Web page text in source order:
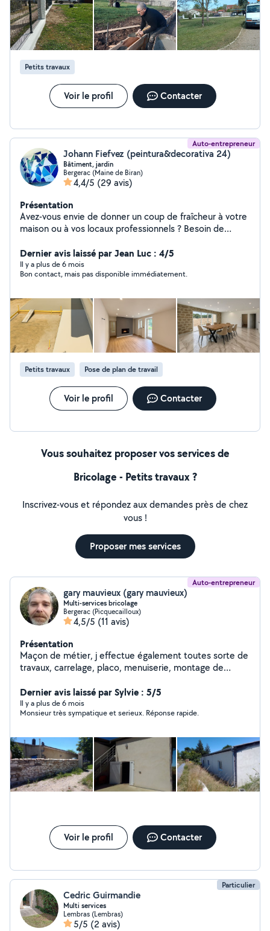
Petits travaux
Voir le profil Contacter
Auto-entrepreneur
Johann Fiefvez (peintura&decorativa 24)
Bâtiment, jardin
Bergerac (Maine de Biran)
4,4/5 (29 avis)
Présentation
Avez-vous envie de donner un coup de fraîcheur à votre
maison ou à vos locaux professionnels ? Besoin de
Ne cherchez plus ! L'entreprise Peintura& Decorativa 24
est là pour répondre à tous vos besoins en matière de
peinture et de travaux divers. Spécialisés dans les
dans une gamme variée de services de rénovation et
d'entretien. Services : Peinture intérieure et extérieure :
rafraîchissement, décoration, protection. Rénovation :
murs, plafonds, sols, menuiseries. Aménagement
intérieur : pose de cloisons, revêtements de sol,
carrelage. Conseil en décoration : choix des couleurs,
harmonisation des espaces. Extérieure : tonte, pose de
clôture...
Dernier avis laissé par Jean Luc : 4/5
Il y a plus de 6 mois
Bon contact, mais pas disponible immédiatement.
Petits travaux Pose de plan de travail
Voir le profil Contacter
Vous souhaitez proposer vos services de
Bricolage - Petits travaux ?
Inscrivez-vous et répondez aux demandes près de chez
vous !
Proposer mes services
Auto-entrepreneur
gary mauvieux (gary mauvieux)
Multi-services bricolage
Bergerac (Picquecailloux)
4,5/5 (11 avis)
Présentation
Maçon de métier, j effectue également toutes sorte de
travaux, carrelage, placo, menuiserie, montage de
Dernier avis laissé par Sylvie : 5/5
Il y a plus de 6 mois
Monsieur très sympatique et serieux. Réponse rapide.
Voir le profil Contacter
Particulier
Cedric Guirmandie
Multi services
Lembras (Lembras)
5/5 (2 avis)